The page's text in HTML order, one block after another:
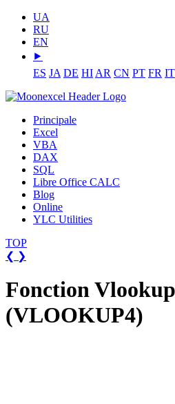
UA
RU
EN
⯈
ES JA DE HI AR CN PT FR IT
Principale
Excel
VBA
DAX
SQL
Libre Office CALC
Blog
Online
YLC Utilities
TOP
❮ ❯
Fonction
(VLOOKUP4)